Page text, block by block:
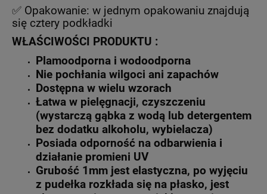
✅ Opakowanie: w jednym opakowaniu znajdują
się cztery podkładki
WŁAŚCIWOŚCI PRODUKTU :
Plamoodporna i wodoodporna
Nie pochłania wilgoci ani zapachów
Dostępna w wielu wzorach
Łatwa w pielęgnacji, czyszczeniu
(wystarczą gąbka z wodą lub detergentem
bez dodatku alkoholu, wybielacza)
Posiada odporność na odbarwienia i
działanie promieni UV
Grubość 1mm jest elastyczna, po wyjęciu
z pudełka rozkłada się na płasko, jest